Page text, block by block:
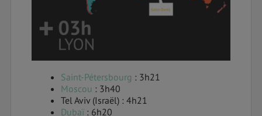
Saint-Pétersbourg : 3h21
Moscou : 3h40
Tel Aviv (Israël) : 4h21
Dubaï : 6h20